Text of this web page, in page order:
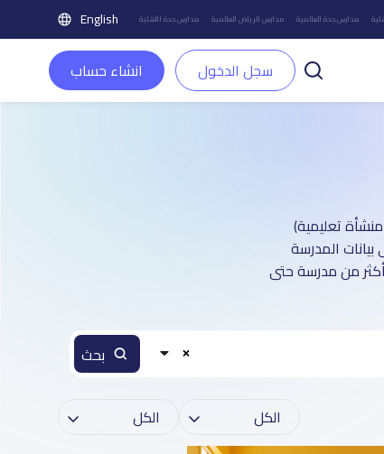
مدارس جدة العالمية مدارس الرياض العالمية مدارس جدة الأهلية English
سجل الدخول انشاء حساب
دليل مدارس مدينة الخبر العالمية : أكثر من 2 صفحة تعريفية (تغطي أكثر من 7,500 منشأة تعليمية)
المدرسة
أكثر من مدرسة حتى